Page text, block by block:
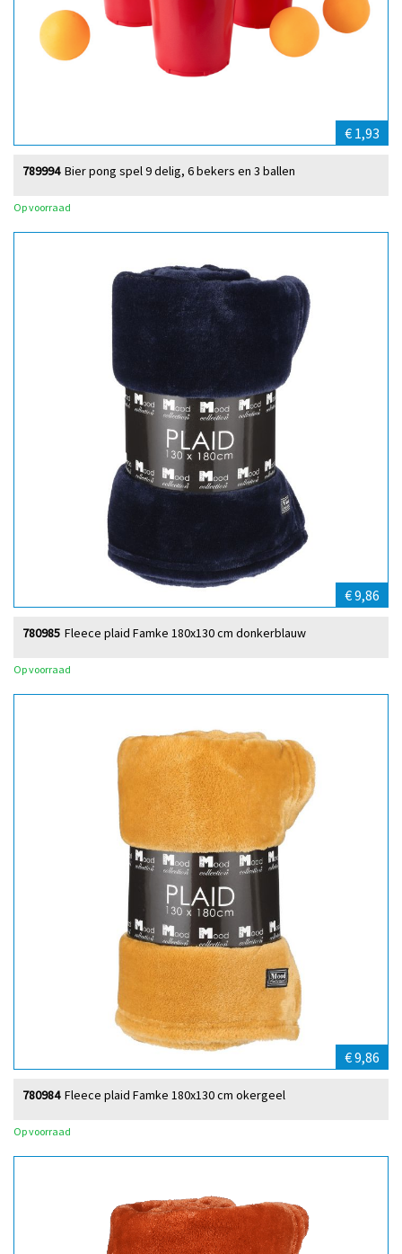
€ 1,93
Bier pong spel 9 delig, 6 bekers en 3 ballen
789994
Op voorraad
€ 9,86
Fleece plaid Famke 180x130 cm donkerblauw
780985
Op voorraad
€ 9,86
Fleece plaid Famke 180x130 cm okergeel
780984
Op voorraad